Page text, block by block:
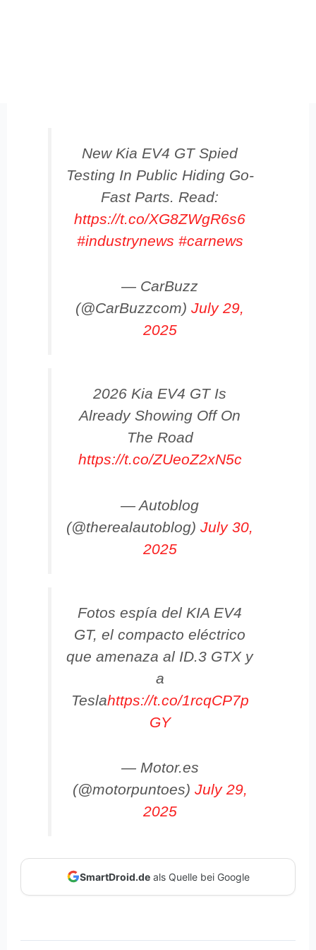
New Kia EV4 GT Spied
Testing In Public Hiding Go-
Fast Parts. Read:
https://t.co/XG8ZWgR6s6
#industrynews #carnews
— CarBuzz
(@CarBuzzcom) July 29,
2025
2026 Kia EV4 GT Is
Already Showing Off On
The Road
https://t.co/ZUeoZ2xN5c
— Autoblog
(@therealautoblog) July 30,
2025
Fotos espía del KIA EV4
GT, el compacto eléctrico
que amenaza al ID.3 GTX y
a
Teslahttps://t.co/1rcqCP7p
GY
— Motor.es
(@motorpuntoes) July 29,
2025
SmartDroid.deals Quelle bei Google